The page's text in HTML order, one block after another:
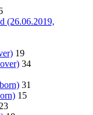
(26.06.2019,
19
34
31
15
23